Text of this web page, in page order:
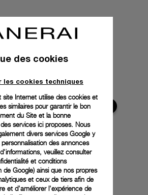
des cookies
les cookies techniques
site Internet utilise des cookies et
similaires pour garantir le bon
du Site et la bonne
services ici proposes. Nous
divers services Google y
des annonces
veuillez consulter
et conditions
de Google) ainsi que nos propres
et ceux de tiers afin de
et d'améliorer l'expérience de